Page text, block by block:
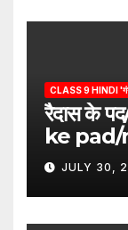
CLASS 9 HINDI
रैदास के
ke pad/
pad
JULY 30,